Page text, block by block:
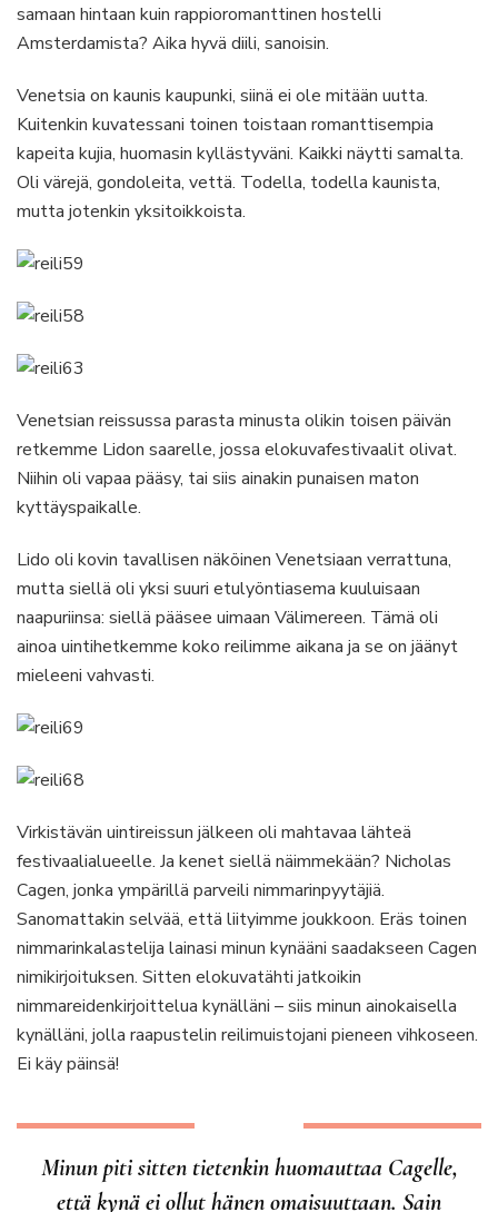
samaan hintaan kuin rappioromanttinen hostelli
Amsterdamista? Aika hyvä diili, sanoisin.
Venetsia on kaunis kaupunki, siinä ei ole mitään uutta.
Kuitenkin kuvatessani toinen toistaan romanttisempia
kapeita kujia, huomasin kyllästyväni. Kaikki näytti samalta.
Oli värejä, gondoleita, vettä. Todella, todella kaunista,
mutta jotenkin yksitoikkoista.
Venetsian reissussa parasta minusta olikin toisen päivän
retkemme Lidon saarelle, jossa elokuvafestivaalit olivat.
Niihin oli vapaa pääsy, tai siis ainakin punaisen maton
kyttäyspaikalle.
Lido oli kovin tavallisen näköinen Venetsiaan verrattuna,
mutta siellä oli yksi suuri etulyöntiasema kuuluisaan
naapuriinsa: siellä pääsee uimaan Välimereen. Tämä oli
ainoa uintihetkemme koko reilimme aikana ja se on jäänyt
mieleeni vahvasti.
Virkistävän uintireissun jälkeen oli mahtavaa lähteä
festivaalialueelle. Ja kenet siellä näimmekään? Nicholas
Cagen, jonka ympärillä parveili nimmarinpyytäjiä.
Sanomattakin selvää, että liityimme joukkoon. Eräs toinen
nimmarinkalastelija lainasi minun kynääni saadakseen Cagen
nimikirjoituksen. Sitten elokuvatähti jatkoikin
nimmareidenkirjoittelua kynälläni – siis minun ainokaisella
kynälläni, jolla raapustelin reilimuistojani pieneen vihkoseen.
Ei käy päinsä!
Minun piti sitten tietenkin huomauttaa Cagelle,
että kynä ei ollut hänen omaisuuttaan. Sain